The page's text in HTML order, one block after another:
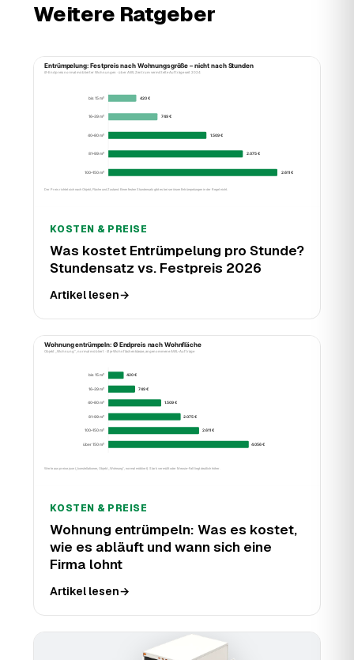
Weitere Ratgeber
KOSTEN & PREISE
Was kostet Entrümpelung pro Stunde?
Stundensatz vs. Festpreis 2026
Artikel lesen→
KOSTEN & PREISE
Wohnung entrümpeln: Was es kostet,
wie es abläuft und wann sich eine
Firma lohnt
Artikel lesen→